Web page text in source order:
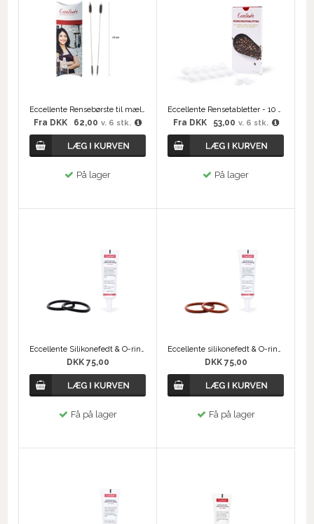
Eccellente Rensebørste til mælkeslanger (x2)
Fra DKK 62,00 v. 6 stk.
På lager
Eccellente Rensetabletter - 10 stk
Fra DKK 53,00 v. 6 stk.
På lager
Eccellente Silikonefedt & O-ringen - Delonghi
DKK 75,00
Få på lager
Eccellente silikonefedt & O-ringen - Philips Saeco
DKK 75,00
Få på lager